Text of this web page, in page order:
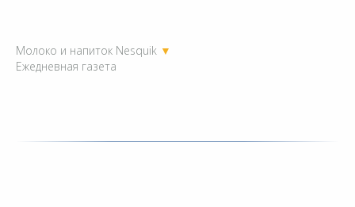
Молоко и напиток Nesquik ▼
Ежедневная газета